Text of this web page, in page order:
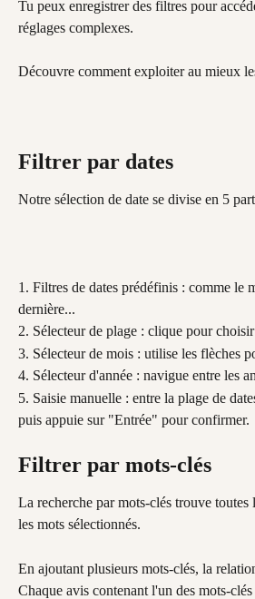
Tu peux enregistrer des filtres pour
réglages complexes.
Découvre comment exploiter au mieux
Filtrer par dates
Notre sélection de date se divise en 5
1. Filtres de dates prédéfinis : comme le
dernière...
2. Sélecteur de plage : clique pour
3. Sélecteur de mois : utilise les flèches
4. Sélecteur d'année : navigue entre les
5. Saisie manuelle : entre la plage de
puis appuie sur "Entrée" pour confirmer.
Filtrer par mots-clés
La recherche par mots-clés trouve toutes
les mots sélectionnés.
En ajoutant plusieurs mots-clés, la
Chaque avis contenant l'un des mots-